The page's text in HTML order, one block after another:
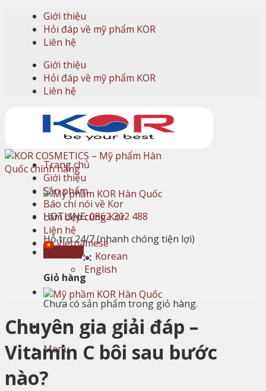
content
Giới thiệu
Hỏi đáp về mỹ phẩm KOR
Liên hệ
Giới thiệu
Hỏi đáp về mỹ phẩm KOR
Liên hệ
HOTLINE:0862 302 488
Hỗ trợ 24/7 (nhanh chóng tiện lợi)
Giỏ hàng
Giỏ hàng
Chưa có sản phẩm trong giỏ hàng.
Menu
Trang chủ
Giới thiệu
Sản phẩm
Báo chí nói về Kor
Làm đẹp cùng Kor
Liên hệ
Vietnamese
Korean
English
Chuyên gia giải đáp –
Vitamin C bôi sau bước
nào?